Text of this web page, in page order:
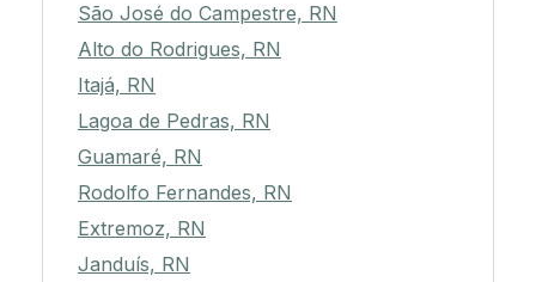
São José do Campestre, RN
Alto do Rodrigues, RN
Itajá, RN
Lagoa de Pedras, RN
Guamaré, RN
Rodolfo Fernandes, RN
Extremoz, RN
Janduís, RN